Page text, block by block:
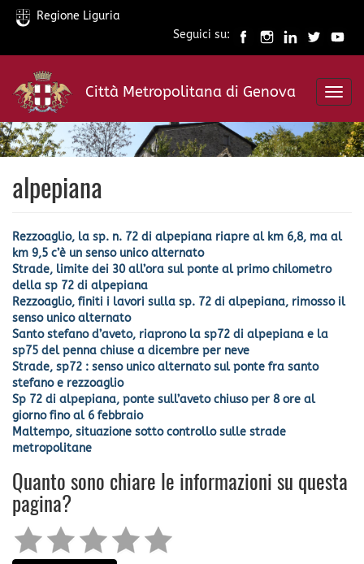
Salta
contenuto
principale
Regione Liguria
Seguici su:
Città Metropolitana di Genova
alpepiana
Rezzoaglio, la sp. n. 72 di alpepiana riapre al km 6,8, ma al
km 9,5 c’è un senso unico alternato
Strade, limite dei 30 all’ora sul ponte al primo chilometro
della sp 72 di alpepiana
Rezzoaglio, finiti i lavori sulla sp. 72 di alpepiana, rimosso il
senso unico alternato
Santo stefano d’aveto, riaprono la sp72 di alpepiana e la
sp75 del penna chiuse a dicembre per neve
Strade, sp72 : senso unico alternato sul ponte fra santo
stefano e rezzoaglio
Sp 72 di alpepiana, ponte sull’aveto chiuso per 8 ore al
giorno fino al 6 febbraio
Maltempo, situazione sotto controllo sulle strade
metropolitane
Quanto sono chiare le informazioni su questa
pagina?